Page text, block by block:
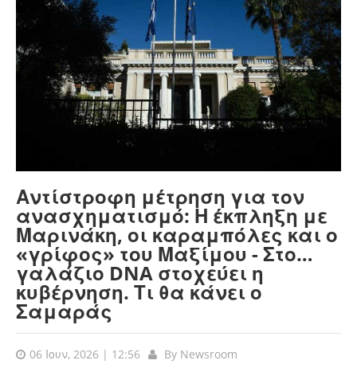
Αντίστροφη μέτρηση για τον
ανασχηματισμό: Η έκπληξη με
Μαρινάκη, οι καραμπόλες και ο
«γρίφος» του Μαξίμου - Στο…
γαλάζιο DNA στοχεύει η
κυβέρνηση. Τι θα κάνει ο
Σαμαράς
06 Ιουν, 2026 | 12:56 By Newsroom